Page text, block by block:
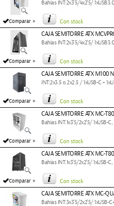
Comparar »
Bahías INT:2x3'5/4x2'5/
Con stock
Comparar »
CAJA SEMITORRE ATX
Bahías INT:2x3'5/4x2'5/
Con stock
Comparar »
CAJA SEMITORRE ATX M100
INT:2x3.5 o 2x2.5 / 1xUSB-C +
Con stock
Comparar »
CAJA SEMITORRE ATX MC-
Bahías INT:1x3'5/2x2'5/ 1xUSB-
Con stock
Comparar »
CAJA SEMITORRE ATX MC-
Bahías INT:1x3'5/2x2'5/ 1xUSB-
Con stock
CAJA SEMITORRE ATX MC-
Bahías INT:3x3'5/2x2'5/ 1xUSB-